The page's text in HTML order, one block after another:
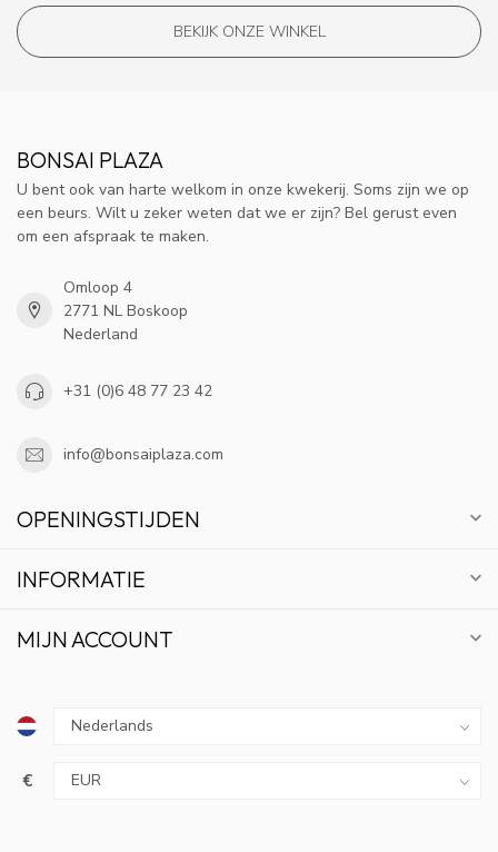
BEKIJK ONZE WINKEL
BONSAI PLAZA
U bent ook van harte welkom in onze kwekerij. Soms zijn we op
een beurs. Wilt u zeker weten dat we er zijn? Bel gerust even
om een afspraak te maken.
Omloop 4
2771 NL Boskoop
Nederland
+31 (0)6 48 77 23 42
info@bonsaiplaza.com
OPENINGSTIJDEN
INFORMATIE
MIJN ACCOUNT
€